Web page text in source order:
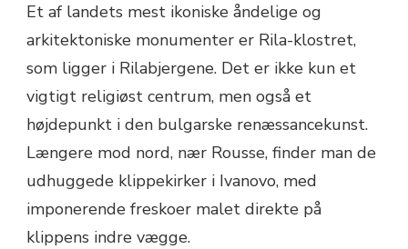
Et af landets mest ikoniske åndelige og
arkitektoniske monumenter er Rila-klostret,
som ligger i Rilabjergene. Det er ikke kun et
vigtigt religiøst centrum, men også et
højdepunkt i den bulgarske renæssancekunst.
Længere mod nord, nær Rousse, finder man de
udhuggede klippekirker i Ivanovo, med
imponerende freskoer malet direkte på
klippens indre vægge.